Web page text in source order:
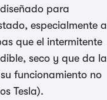
para
especialmente al
que el intermitente
seco y que da la
funcionamiento no
Tesla).